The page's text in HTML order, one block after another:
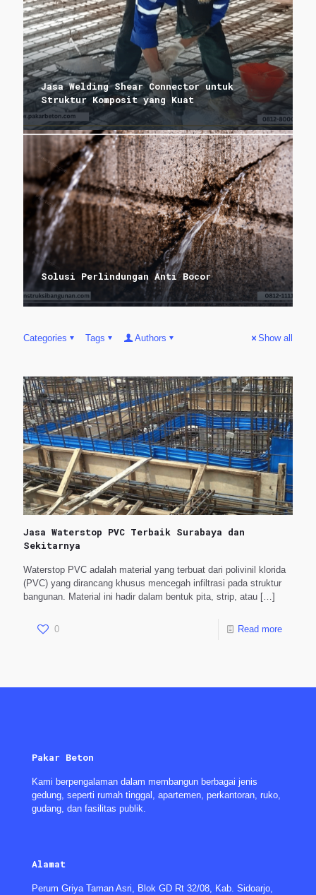
Jasa Welding Shear Connector untuk
Struktur Komposit yang Kuat
Solusi Perlindungan Anti Bocor
Categories Tags Authors Show all
Jasa Waterstop PVC Terbaik Surabaya dan
Sekitarnya
Waterstop PVC adalah material yang terbuat dari polivinil klorida
(PVC) yang dirancang khusus mencegah infiltrasi pada struktur
bangunan. Material ini hadir dalam bentuk pita, strip, atau […]
0 Read more
Pakar Beton
Kami berpengalaman dalam membangun berbagai jenis
gedung, seperti rumah tinggal, apartemen, perkantoran, ruko,
gudang, dan fasilitas publik.
Alamat
Perum Griya Taman Asri, Blok GD Rt 32/08, Kab. Sidoarjo,